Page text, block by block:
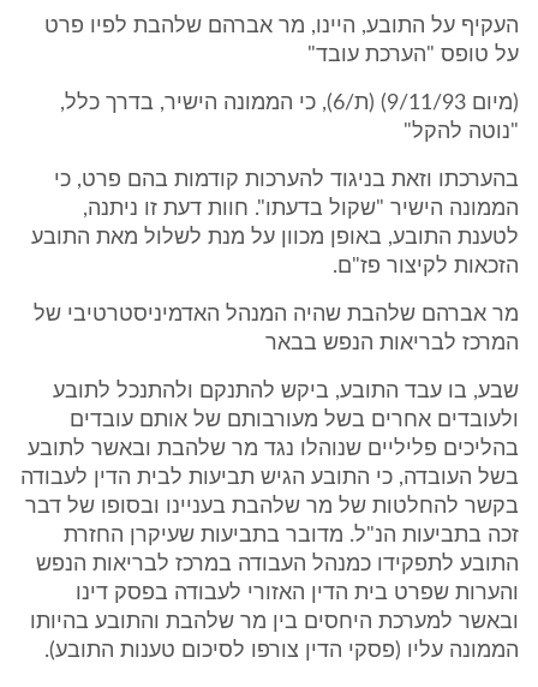
העקיף על התובע, היינו, מר אברהם שלהבת לפיו פרט
על טופס "הערכת עובד"
(מיום 9/11/93) (ת/6), כי הממונה הישיר, בדרך כלל,
"נוטה להקל"
בהערכתו וזאת בניגוד להערכות קודמות בהם פרט, כי
הממונה הישיר "שקול בדעתו". חוות דעת זו ניתנה,
לטענת התובע, באופן מכוון על מנת לשלול מאת התובע
הזכאות לקיצור פז"ם.
מר אברהם שלהבת שהיה המנהל האדמיניסטרטיבי של
המרכז לבריאות הנפש בבאר
שבע, בו עבד התובע, ביקש להתנקם ולהתנכל לתובע
ולעובדים אחרים בשל מעורבותם של אותם עובדים
בהליכים פליליים שנוהלו נגד מר שלהבת ובאשר לתובע
בשל העובדה, כי התובע הגיש תביעות לבית הדין לעבודה
בקשר להחלטות של מר שלהבת בעניינו ובסופו של דבר
זכה בתביעות הנ"ל. מדובר בתביעות שעיקרן החזרת
התובע לתפקידו כמנהל העבודה במרכז לבריאות הנפש
והערות שפרט בית הדין האזורי לעבודה בפסק דינו
ובאשר למערכת היחסים בין מר שלהבת והתובע בהיותו
הממונה עליו (פסקי הדין צורפו לסיכום טענות התובע).